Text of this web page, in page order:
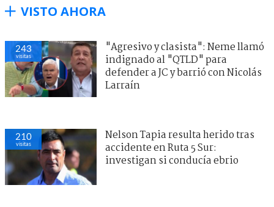
VISTO AHORA
243
visitas
"Agresivo y clasista": Neme llamó
indignado al "QTLD" para
defender a JC y barrió con Nicolás
Larraín
210
visitas
Nelson Tapia resulta herido tras
accidente en Ruta 5 Sur:
investigan si conducía ebrio